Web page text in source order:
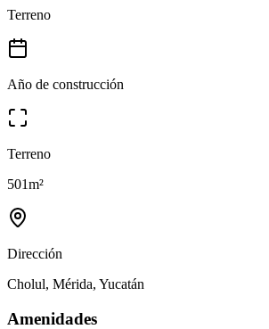
Terreno
Año de construcción
Terreno
501m²
Dirección
Cholul, Mérida, Yucatán
Amenidades